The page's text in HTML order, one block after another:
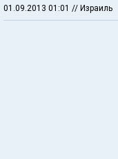
01.09.2013 01:01 // Израиль